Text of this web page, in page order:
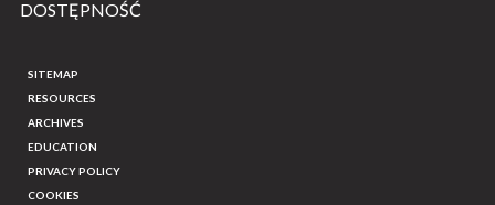
DOSTĘPNOŚĆ
SITEMAP
RESOURCES
ARCHIVES
EDUCATION
PRIVACY POLICY
COOKIES